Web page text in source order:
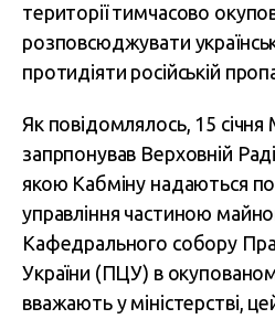
території тимчасово
розповсюджувати
протидіяти російській
Як повідомлялось, 15 січня
запрпонував Верховній Раді
якою Кабміну надаються
управління частиною
Кафедрального собору
України (ПЦУ) в
вважають у міністерстві,